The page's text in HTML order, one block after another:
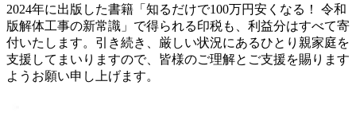
2024年に出版した書籍「知るだけで100万円安くなる！ 令和
版解体工事の新常識」で得られる印税も、利益分はすべて寄
付いたします。引き続き、厳しい状況にあるひとり親家庭を
支援してまいりますので、皆様のご理解とご支援を賜ります
ようお願い申し上げます。